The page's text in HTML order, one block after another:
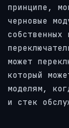
принципе,
черновые
может
который
моделям,
и стек